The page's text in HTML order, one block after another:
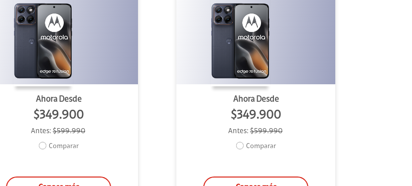
Ahora Desde
$349.900
Antes: $599.990
Comparar
Ahora Desde
$349.900
Antes: $599.990
Comparar